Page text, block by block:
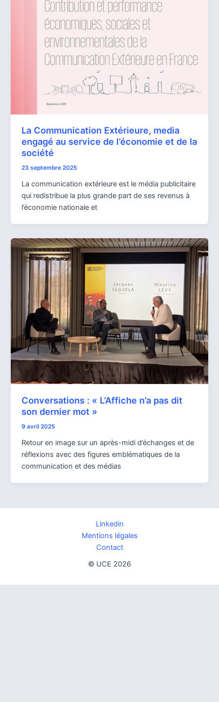
La Communication Extérieure, media
engagé au service de l’économie et de la
société
23 septembre 2025
La communication extérieure est le média publicitaire
qui redistribue la plus grande part de ses revenus à
l’économie nationale et
Conversations : « L’Affiche n’a pas dit
son dernier mot »
9 avril 2025
Retour en image sur un après-midi d’échanges et de
réflexions avec des figures emblématiques de la
communication et des médias
Linkedin
Mentions légales
Contact
© UCE 2026